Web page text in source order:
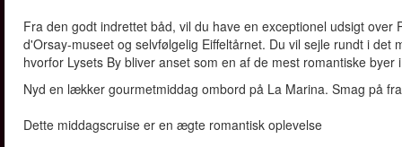
Fra den godt indrettet båd, vil du have en exceptionel udsigt
d'Orsay-museet og selvfølgelig Eiffeltårnet. Du vil sejle rundt i
hvorfor Lysets By bliver anset som en af de mest romantiske
Nyd en lækker gourmetmiddag ombord på La Marina. Smag på
Dette middagscruise er en ægte romantisk oplevelse